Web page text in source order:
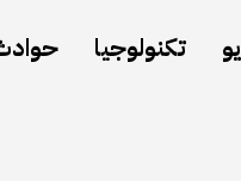
تكنولوجيا